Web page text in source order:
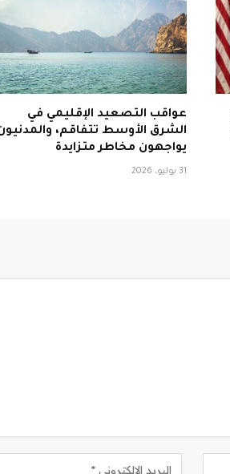
عواقب التصعيد الإقليمي في
الشرق الأوسط تتفاقم،
يواجهون مخاطر متزايدة
31 يوليو، 2026